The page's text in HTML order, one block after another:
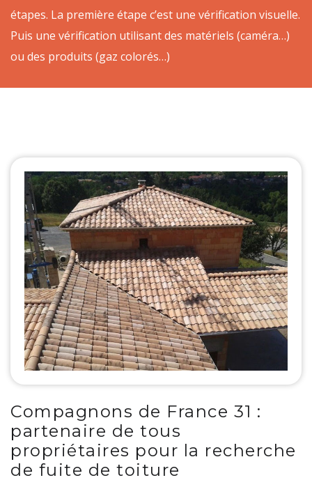
étapes. La première étape c’est une vérification visuelle.
Puis une vérification utilisant des matériels (caméra…)
ou des produits (gaz colorés…)
Compagnons de France 31 :
partenaire de tous
propriétaires pour la recherche
de fuite de toiture